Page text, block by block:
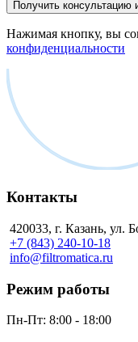
Получить консультацию
Нажимая кнопку, вы
конфиденциальности
Контакты
420033, г. Казань, ул.
+7 (843) 240-10-18
info@filtromatica.ru
Режим работы
Пн-Пт: 8:00 - 18:00